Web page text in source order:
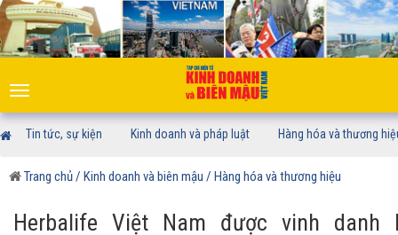
Toggle
navigation
Tin tức, sự kiện Kinh doanh và pháp luật Hàng hóa và thương
Trang chủ/ Kinh doanh và biên mậu / Hàng hóa và thương hiệu
Herbalife Việt Nam được vinh danh